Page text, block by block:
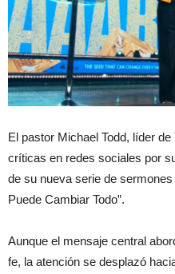
El pastor Michael Todd, líder
críticas en redes sociales por
de su nueva serie de
Puede Cambiar Todo”.
Aunque el mensaje central
fe, la atención se desplazó